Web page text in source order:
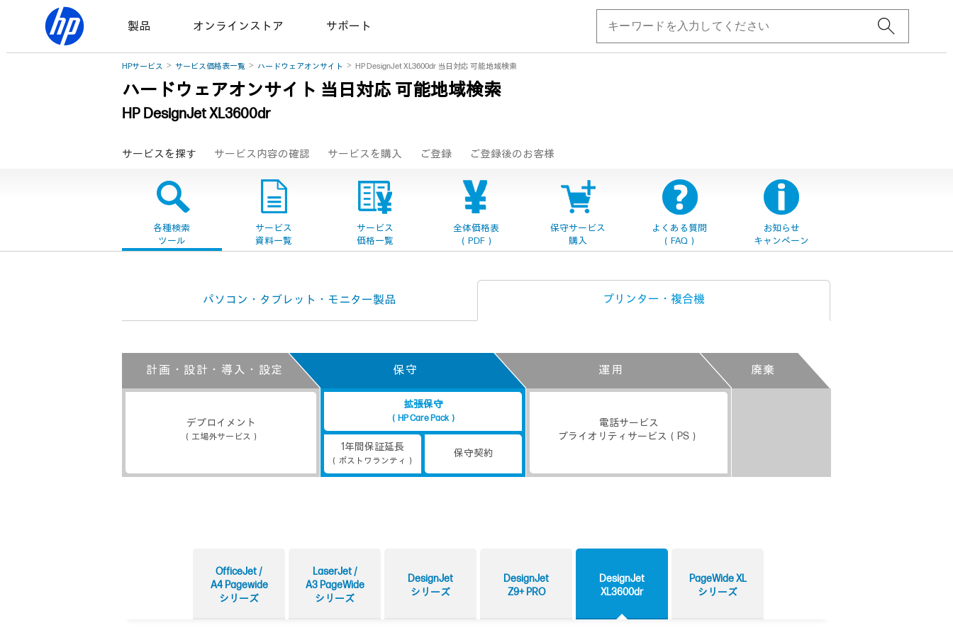
製品 オンラインストア サポート
HPサービス サービス価格表一覧 ハードウェアオンサイト HP DesignJet XL3600dr 当日対応 可能地域検索
ハードウェアオンサイト 当日対応 可能地域検索
HP DesignJet XL3600dr
サービスを探す サービス内容の確認 サービスを購入 ご登録 ご登録後のお客様
各種検索
ツール
サービス
資料一覧
サービス
価格一覧
全体価格表
（PDF）
保守サービス
購入
よくある質問
（FAQ）
お知らせ
キャンペーン
パソコン・タブレット・ モニター製品 プリンター・ 複合機
計画・設計・導入・設定 保守 運用 廃棄
デプロイメント
（工場外サービス）
拡張保守
（HP Care Pack）
1年間保証延長
（ポストワランティ）
保守契約
電話サービス
プライオリティサービス（PS）
OfficeJet /
A4 Pagewide
シリーズ
LaserJet /
A3 PageWide
シリーズ
DesignJet
シリーズ
DesignJet
Z9+ PRO
DesignJet
XL3600dr
PageWide XL
シリーズ